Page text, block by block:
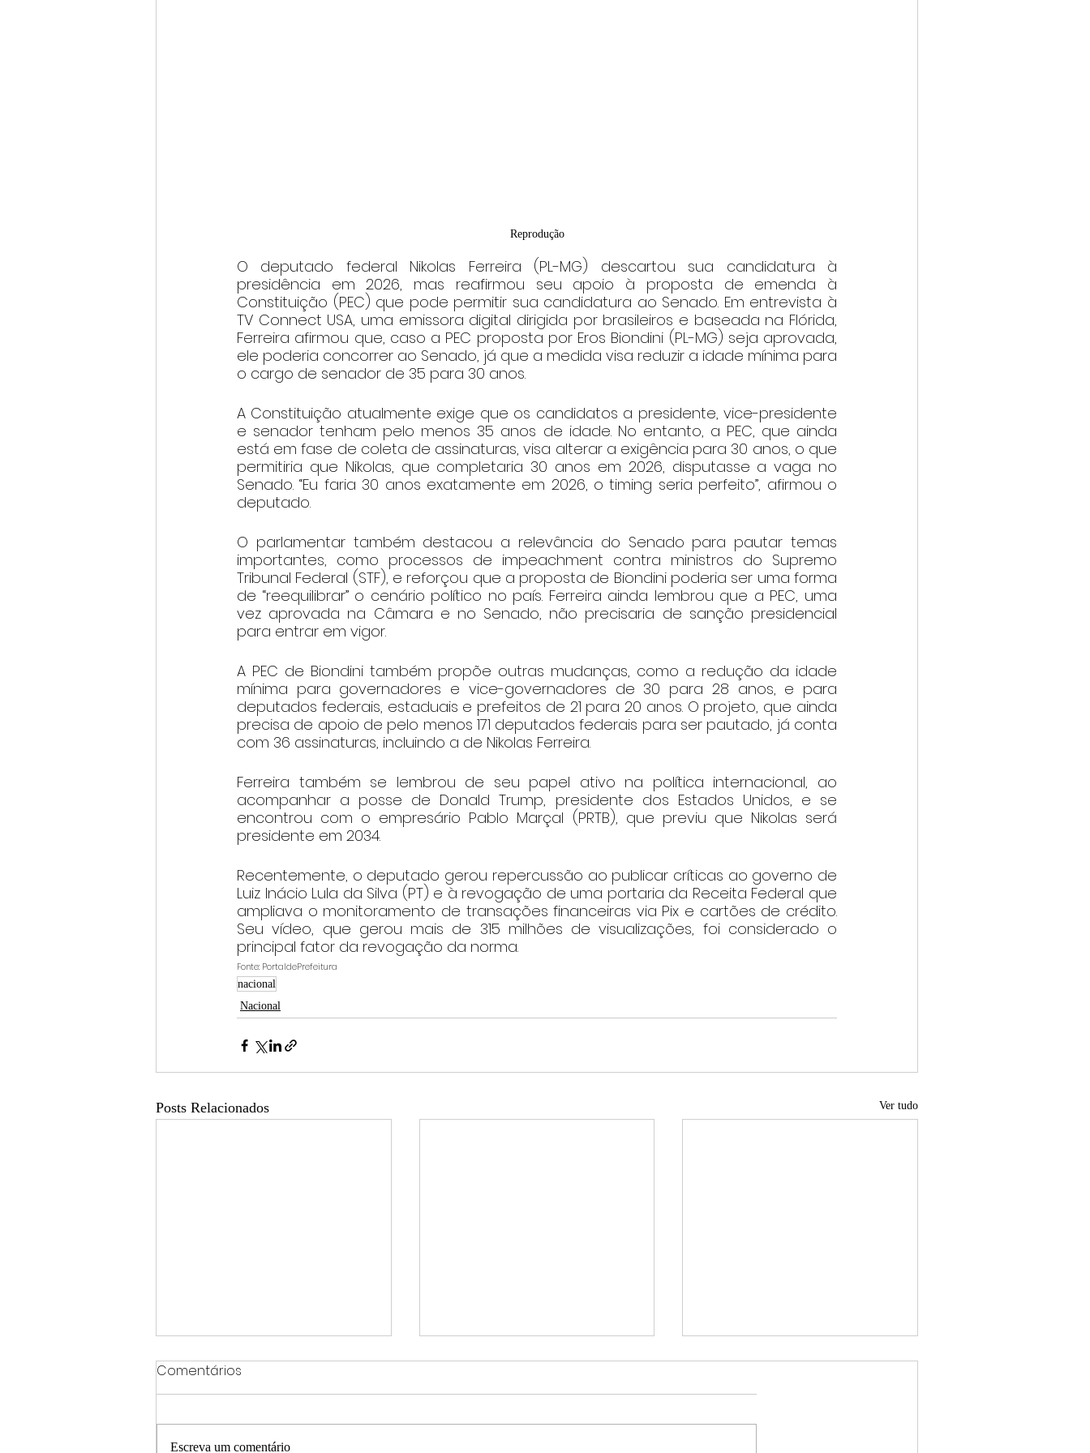
Reprodução
O deputado federal Nikolas Ferreira (PL-MG) descartou sua candidatura à
presidência em 2026, mas reafirmou seu apoio à proposta de emenda à
Constituição (PEC) que pode permitir sua candidatura ao Senado. Em entrevista à
TV Connect USA, uma emissora digital dirigida por brasileiros e baseada na Flórida,
Ferreira afirmou que, caso a PEC proposta por Eros Biondini (PL-MG) seja aprovada,
ele poderia concorrer ao Senado, já que a medida visa reduzir a idade mínima para
o cargo de senador de 35 para 30 anos.
A Constituição atualmente exige que os candidatos a presidente, vice-presidente
e senador tenham pelo menos 35 anos de idade. No entanto, a PEC, que ainda
está em fase de coleta de assinaturas, visa alterar a exigência para 30 anos, o que
permitiria que Nikolas, que completaria 30 anos em 2026, disputasse a vaga no
Senado. “Eu faria 30 anos exatamente em 2026, o timing seria perfeito”, afirmou o
deputado.
O parlamentar também destacou a relevância do Senado para pautar temas
importantes, como processos de impeachment contra ministros do Supremo
Tribunal Federal (STF), e reforçou que a proposta de Biondini poderia ser uma forma
de “reequilibrar” o cenário político no país. Ferreira ainda lembrou que a PEC, uma
vez aprovada na Câmara e no Senado, não precisaria de sanção presidencial
para entrar em vigor.
A PEC de Biondini também propõe outras mudanças, como a redução da idade
mínima para governadores e vice-governadores de 30 para 28 anos, e para
deputados federais, estaduais e prefeitos de 21 para 20 anos. O projeto, que ainda
precisa de apoio de pelo menos 171 deputados federais para ser pautado, já conta
com 36 assinaturas, incluindo a de Nikolas Ferreira.
Ferreira também se lembrou de seu papel ativo na política internacional, ao
acompanhar a posse de Donald Trump, presidente dos Estados Unidos, e se
encontrou com o empresário Pablo Marçal (PRTB), que previu que Nikolas será
presidente em 2034.
Recentemente, o deputado gerou repercussão ao publicar críticas ao governo de
Luiz Inácio Lula da Silva (PT) e à revogação de uma portaria da Receita Federal que
ampliava o monitoramento de transações financeiras via Pix e cartões de crédito.
Seu vídeo, que gerou mais de 315 milhões de visualizações, foi considerado o
principal fator da revogação da norma.
Fonte: PortaldePrefeitura
nacional
Nacional
Posts Relacionados Ver tudo
Comentários
Escreva um comentário